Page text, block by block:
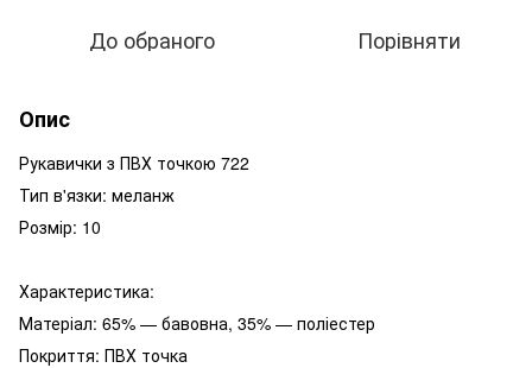
До обраного Порівняти
Опис
Рукавички з ПВХ точкою 722
Тип в'язки: меланж
Розмір: 10
Характеристика:
Матеріал: 65% — бавовна, 35% — поліестер
Покриття: ПВХ точка